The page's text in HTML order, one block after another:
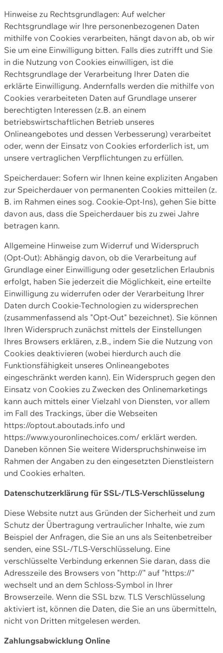
Hinweise zu Rechtsgrundlagen: Auf welcher
Rechtsgrundlage wir Ihre personenbezogenen Daten
mithilfe von Cookies verarbeiten, hängt davon ab, ob wir
Sie um eine Einwilligung bitten. Falls dies zutrifft und Sie
in die Nutzung von Cookies einwilligen, ist die
Rechtsgrundlage der Verarbeitung Ihrer Daten die
erklärte Einwilligung. Andernfalls werden die mithilfe von
Cookies verarbeiteten Daten auf Grundlage unserer
berechtigten Interessen (z.B. an einem
betriebswirtschaftlichen Betrieb unseres
Onlineangebotes und dessen Verbesserung) verarbeitet
oder, wenn der Einsatz von Cookies erforderlich ist, um
unsere vertraglichen Verpflichtungen zu erfüllen.
Speicherdauer: Sofern wir Ihnen keine expliziten Angaben
zur Speicherdauer von permanenten Cookies mitteilen (z.
B. im Rahmen eines sog. Cookie-Opt-Ins), gehen Sie bitte
davon aus, dass die Speicherdauer bis zu zwei Jahre
betragen kann.
Allgemeine Hinweise zum Widerruf und Widerspruch
(Opt-Out): Abhängig davon, ob die Verarbeitung auf
Grundlage einer Einwilligung oder gesetzlichen Erlaubnis
erfolgt, haben Sie jederzeit die Möglichkeit, eine erteilte
Einwilligung zu widerrufen oder der Verarbeitung Ihrer
Daten durch Cookie-Technologien zu widersprechen
(zusammenfassend als "Opt-Out" bezeichnet). Sie können
Ihren Widerspruch zunächst mittels der Einstellungen
Ihres Browsers erklären, z.B., indem Sie die Nutzung von
Cookies deaktivieren (wobei hierdurch auch die
Funktionsfähigkeit unseres Onlineangebotes
eingeschränkt werden kann). Ein Widerspruch gegen den
Einsatz von Cookies zu Zwecken des Onlinemarketings
kann auch mittels einer Vielzahl von Diensten, vor allem
im Fall des Trackings, über die Webseiten
https://optout.aboutads.info und
https://www.youronlinechoices.com/ erklärt werden.
Daneben können Sie weitere Widerspruchshinweise im
Rahmen der Angaben zu den eingesetzten Dienstleistern
und Cookies erhalten.
Datenschutzerklärung für SSL-/TLS-Verschlüsselung
Diese Website nutzt aus Gründen der Sicherheit und zum
Schutz der Übertragung vertraulicher Inhalte, wie zum
Beispiel der Anfragen, die Sie an uns als Seitenbetreiber
senden, eine SSL-/TLS-Verschlüsselung. Eine
verschlüsselte Verbindung erkennen Sie daran, dass die
Adresszeile des Browsers von "http://" auf "https://"
wechselt und an dem Schloss-Symbol in Ihrer
Browserzeile. Wenn die SSL bzw. TLS Verschlüsselung
aktiviert ist, können die Daten, die Sie an uns übermitteln,
nicht von Dritten mitgelesen werden.
Zahlungsabwicklung Online